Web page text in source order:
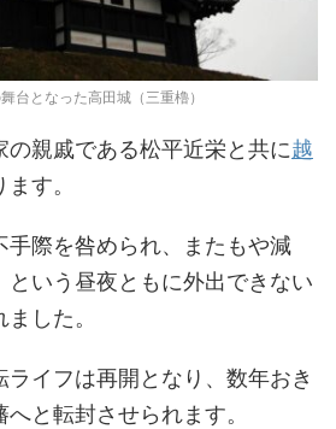
台となった高田城（三重櫓）
の親戚である松平近栄と共に越
す。
手際を咎められ、またもや減
という昼夜ともに外出できない
した。
イフは再開となり、数年おき
と転封させられます。